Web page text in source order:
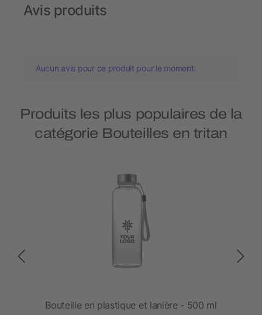
Avis produits
Aucun avis pour ce produit pour le moment.
Produits les plus populaires de la
catégorie Bouteilles en tritan
Bouteille en plastique et lanière - 500 ml